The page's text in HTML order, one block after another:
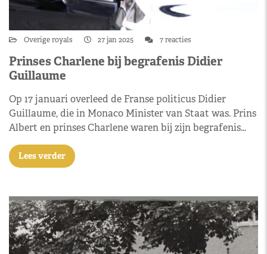
Overige royals 27 jan 2025 7 reacties
Prinses Charlene bij begrafenis Didier
Guillaume
Op 17 januari overleed de Franse politicus Didier
Guillaume, die in Monaco Minister van Staat was. Prins
Albert en prinses Charlene waren bij zijn begrafenis…
Lees verder